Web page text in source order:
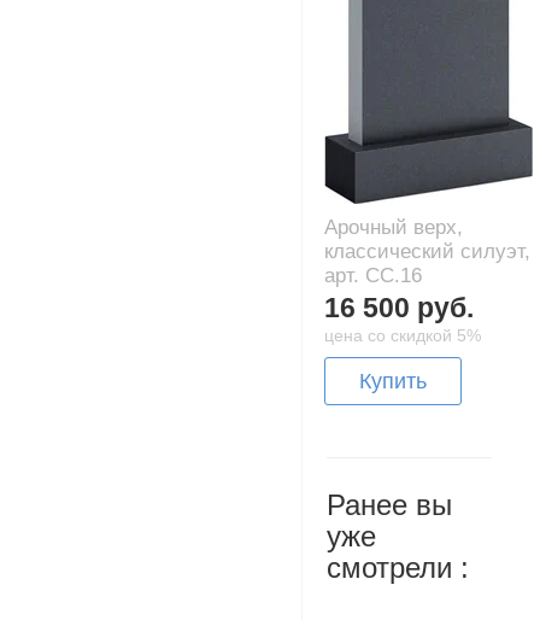
Арочный верх,
классический силуэт,
арт. CC.16
16 500 руб.
цена со скидкой 5%
Купить
Ранее вы
уже
смотрели :